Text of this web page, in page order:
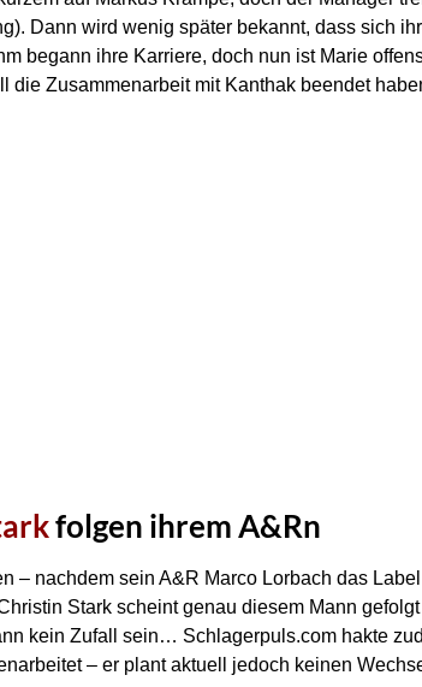
Dann wird wenig später bekannt, dass sich
begann ihre Karriere, doch nun ist Marie
die Zusammenarbeit mit Kanthak beendet
folgen ihrem A&Rn
– nachdem sein A&R Marco Lorbach das
Stark scheint genau diesem Mann
kein Zufall sein… Schlagerpuls.com hakte
– er plant aktuell jedoch keinen